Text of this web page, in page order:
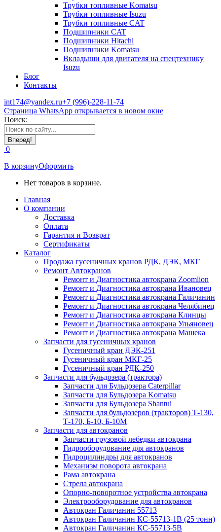
Трубки топливные Komatsu
Трубки топливные Isuzu
Трубки топливные CAT
Подшипники CAT
Подшипники Hitachi
Подшипники Komatsu
Вкладыши для двигателя на спецтехнику
Isuzu
Блог
Контакты
int174@yandex.ru+7 (996)-228-11-74
Страница WhatsApp открывается в новом окне
Поиск:
0
В корзинуОформить
Нет товаров в корзине.
Главная
О компании
Доставка
Оплата
Гарантия и Возврат
Сертификаты
Каталог
Продажа гусеничных кранов РДК, ДЭК, МКГ
Ремонт Автокранов
Ремонт и Диагностика автокрана Zoomlion
Ремонт и Диагностика автокрана Ивановец
Ремонт и Диагностика автокрана Галичанин
Ремонт и Диагностика автокрана Челябинец
Ремонт и Диагностика автокрана Клинцы
Ремонт и Диагностика автокрана Ульяновец
Ремонт и Диагностика автокрана Машека
Запчасти для гусеничных кранов
Гусеничный кран ДЭК-251
Гусеничный кран МКГ-25
Гусеничный кран РДК-250
Запчасти для бульдозера (трактора)
Запчасти для Бульдозера Caterpillar
Запчасти для Бульдозера Komatsu
Запчасти для Бульдозера Shantui
Запчасти для бульдозеров (тракторов) Т-130,
Т-170, Б-10, Б-10М
Запчасти для автокранов
Запчасти грузовой лебедки автокрана
Гидрооборудование для автокранов
Гидроцилиндры для автокранов
Механизм поворота автокрана
Рама автокрана
Стрела автокрана
Опорно-поворотное устройства автокрана
Электрооборудование для автокранов
Автокран Галичанин 55713
Автокран Галичанин КС-55713-1В (25 тонн)
Автокран Галичанин КС-55713-5В